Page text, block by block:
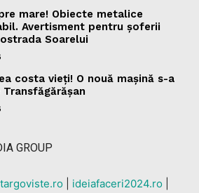
mare! Obiecte metalice
Avertisment pentru șoferii
Soarelui
costa vieți! O nouă mașină s-a
GROUP
ideiafaceri2024.ro